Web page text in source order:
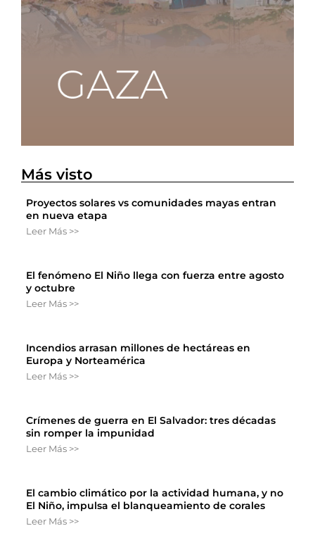
Más visto
Proyectos solares vs comunidades mayas entran
en nueva etapa
Leer Más >>
El fenómeno El Niño llega con fuerza entre agosto
y octubre
Leer Más >>
Incendios arrasan millones de hectáreas en
Europa y Norteamérica
Leer Más >>
Crímenes de guerra en El Salvador: tres décadas
sin romper la impunidad
Leer Más >>
El cambio climático por la actividad humana, y no
El Niño, impulsa el blanqueamiento de corales
Leer Más >>